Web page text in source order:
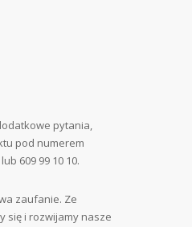
pytania,
pod numerem
609 99 10 10.
zaufanie. Ze
się i rozwijamy nasze